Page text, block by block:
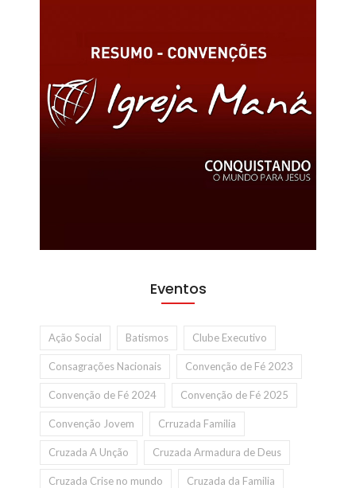
Eventos
Ação Social Batismos Clube Executivo
Consagrações Nacionais Convenção de Fé 2023
Convenção de Fé 2024 Convenção de Fé 2025
Convenção Jovem Crruzada Familia
Cruzada A Unção Cruzada Armadura de Deus
Cruzada Crise no mundo Cruzada da Familia